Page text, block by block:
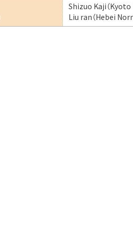
Shizuo Kaji（
Liu ran（Hebei